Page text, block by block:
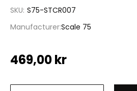
SKU S75-STCR007
ManufacturerScale 75
469,00 kr
bildgalleriet
början
av
bildgalleriet